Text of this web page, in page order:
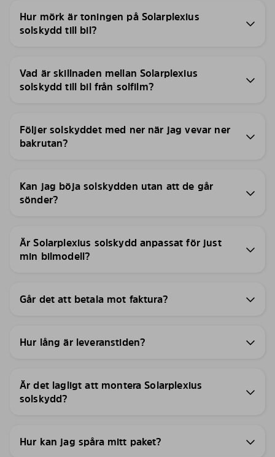
Hur mörk är toningen på Solarplexius
solskydd till bil?
Vad är skillnaden mellan Solarplexius
solskydd till bil från solfilm?
Följer solskyddet med ner när jag vevar ner
bakrutan?
Kan jag böja solskydden utan att de går
sönder?
Är Solarplexius solskydd anpassat för just
min bilmodell?
Går det att betala mot faktura?
Hur lång är leveranstiden?
Är det lagligt att montera Solarplexius
solskydd?
Hur kan jag spåra mitt paket?